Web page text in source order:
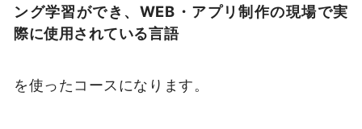
ング学習ができ、WEB・アプリ制作の現場で実
際に使用されている言語
を使ったコースになります。